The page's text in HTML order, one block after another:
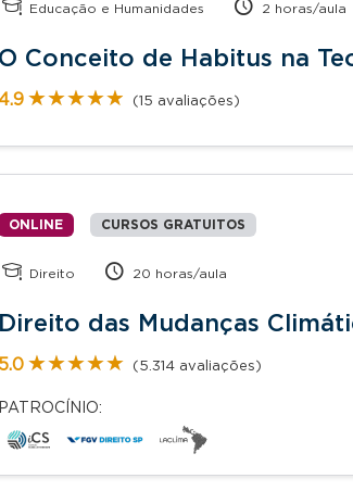
Educação e Humanidades 2 horas/aula
O Conceito de Habitus na
★★★★★
★★★★★ (15 avaliações)
ONLINE CURSOS GRATUITOS
Direito 20 horas/aula
Direito das Mudanças
5.0 ★★★★★
★★★★★ (5.314 avaliações)
PATROCÍNIO: